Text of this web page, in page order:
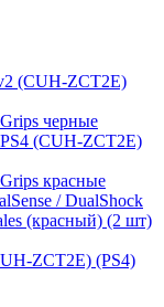
(CUH-ZCT2E)
черные
(CUH-ZCT2E)
красные
/ DualShock
(красный) (2 шт)
ZCT2E) (PS4)